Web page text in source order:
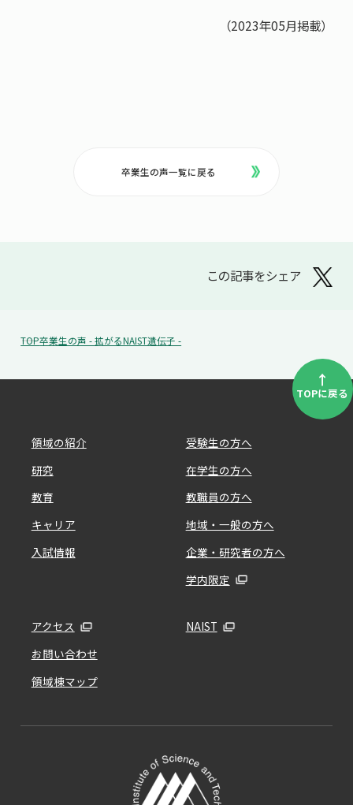
（2023年05月掲載）
卒業生の声一覧に戻る
この記事をシェア
TOP卒業生の声 - 拡がるNAIST遺伝子 -
↑
TOPに戻る
領域の紹介
研究
教育
キャリア
入試情報
受験生の方へ
在学生の方へ
教職員の方へ
地域・一般の方へ
企業・研究者の方へ
学内限定
アクセス
お問い合わせ
領域棟マップ
NAIST